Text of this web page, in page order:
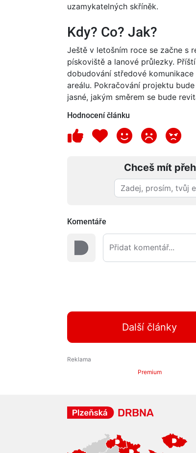
uzamykatelných skříněk.
Kdy? Co? Jak?
Ještě v letošním roce se začne s
pískoviště a lanové průlezky.
dobudování středové
areálu. Pokračování projektu
jasné, jakým směrem se bude
Hodnocení článku
Chceš mít
Komentáře
Další články
Premium